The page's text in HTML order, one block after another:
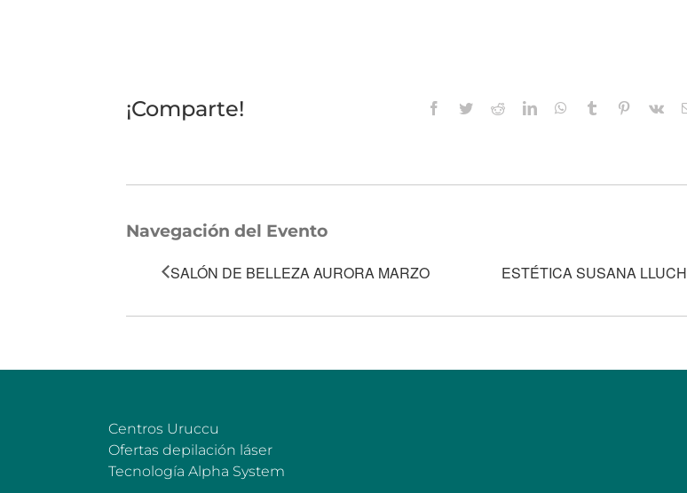
¡Comparte! Facebook
TwitterRedditLinkedInWhatsApp
Tumblr Pinterest
Vk
Navegación del Evento
SALÓN DE BELLEZA AURORA MARZO ESTÉTICA SUSANA LLUCH
Centros Uruccu
Ofertas depilación láser
Tecnología Alpha System